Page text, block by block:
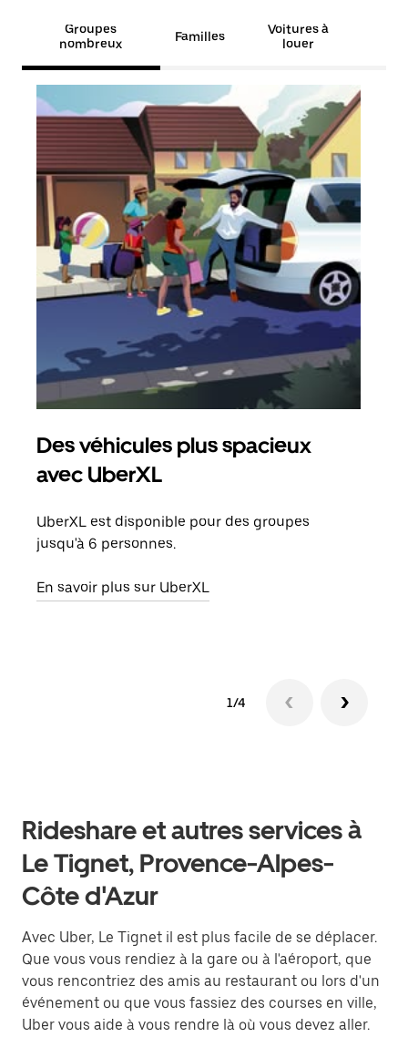
Groupes
nombreux
Familles
Voitures à
louer
Des véhicules plus spacieux
avec UberXL
UberXL est disponible pour des groupes
jusqu'à 6 personnes.
En savoir plus sur UberXL
1/4
Rideshare et autres services à
Le Tignet, Provence-Alpes-
Côte d'Azur
Avec Uber, Le Tignet il est plus facile de se déplacer.
Que vous vous rendiez à la gare ou à l'aéroport, que
vous rencontriez des amis au restaurant ou lors d'un
événement ou que vous fassiez des courses en ville,
Uber vous aide à vous rendre là où vous devez aller.